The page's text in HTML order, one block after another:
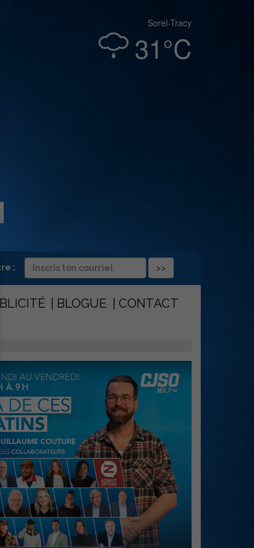
Sorel-Tracy
31°C
:
BLOGUE CONTACT